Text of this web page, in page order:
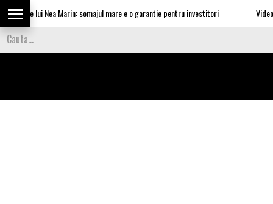
lui Nea Marin: somajul mare e o garantie pentru investitori Video